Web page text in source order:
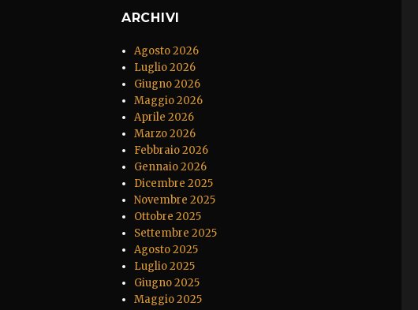
ARCHIVI
Agosto 2026
Luglio 2026
Giugno 2026
Maggio 2026
Aprile 2026
Marzo 2026
Febbraio 2026
Gennaio 2026
Dicembre 2025
Novembre 2025
Ottobre 2025
Settembre 2025
Agosto 2025
Luglio 2025
Giugno 2025
Maggio 2025